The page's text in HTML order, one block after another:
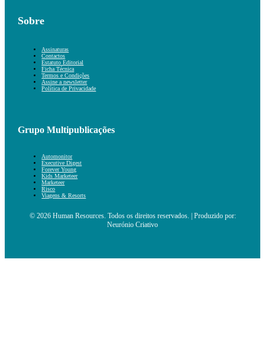
Sobre
Assinaturas
Contactos
Estatuto Editorial
Ficha Técnica
Termos e Condições
Assine a newsletter
Política de Privacidade
Grupo Multipublicações
Automonitor
Executive Digest
Forever Young
Kids Marketeer
Marketeer
Risco
Viagens & Resorts
© 2026 Human Resources. Todos os direitos reservados. | Produzido por:
Neurónio Criativo